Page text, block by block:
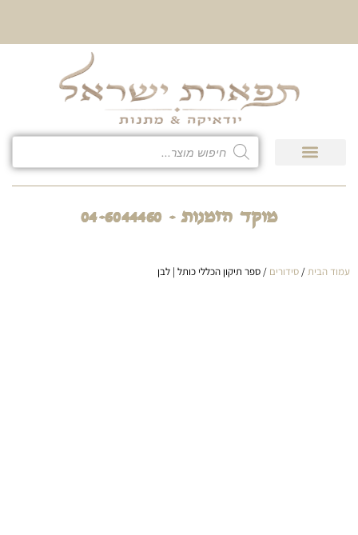
מוקד הזמנות - 04-6044460
עמוד הבית/ סידורים / ספר תיקון הכללי כותל | לבן